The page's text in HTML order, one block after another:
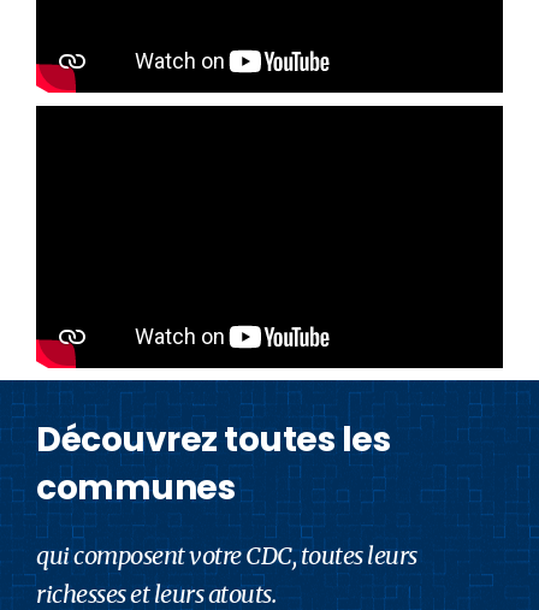
Découvrez toutes les
communes
qui composent votre CDC, toutes leurs
richesses et leurs atouts.